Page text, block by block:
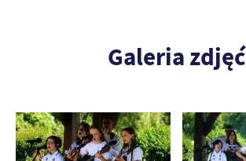
Galeria zdjęć